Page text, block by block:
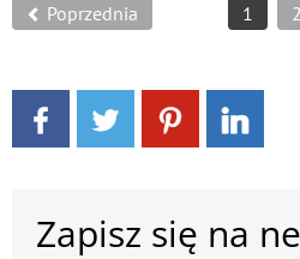
Poprzednia 1 2
Zapisz się na